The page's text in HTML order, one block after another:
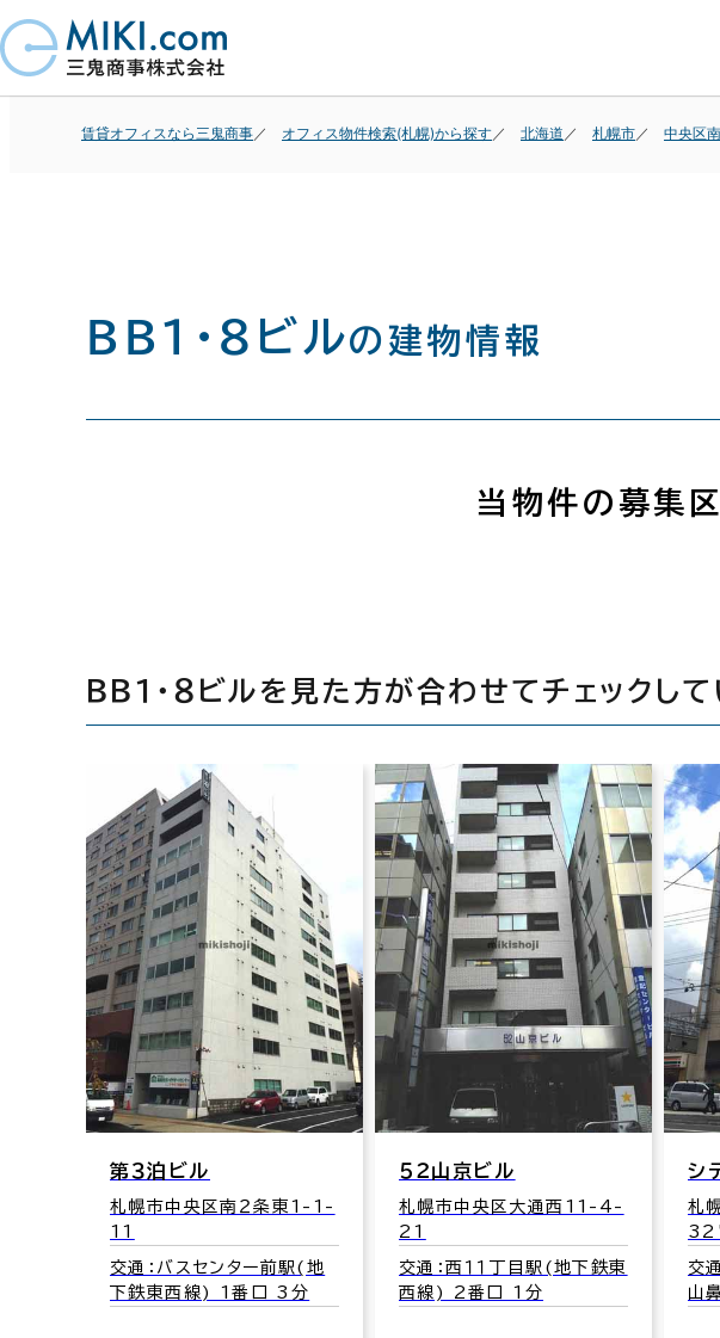
賃貸オフィスなら三鬼商事 オフィス物件検索(札幌)から探す 北海道 札幌市 中央区南
ＢＢ１・８ビルの建物情報
当物件の募集
ＢＢ１・８ビルを見た方が合わせてチェックし
区南２条東1-1-
センター前駅(地
５２山京ビル
札幌市中央区大通西11-4-
交通：西１１丁目駅(地下鉄東
西線) 2番口 1分
シティセンタービル
札幌市中央区南１条西11-
交通：中央区役所前駅(市電
山鼻線) 2分